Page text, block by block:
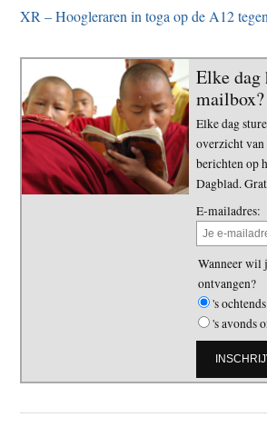
XR – Hoogleraren in toga op de A12
Elke
mailbox?
Elke dag
overzicht van
berichten op
Dagblad.
E-mailadres:
Wanneer wil
ontvangen?
's
's avonds